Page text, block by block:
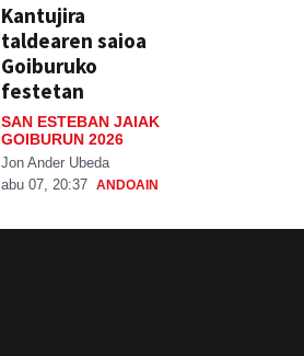
Kantujira
taldearen saioa
Goiburuko
festetan
SAN ESTEBAN JAIAK
GOIBURUN 2026
Jon Ander Ubeda
abu 07, 20:37 ANDOAIN